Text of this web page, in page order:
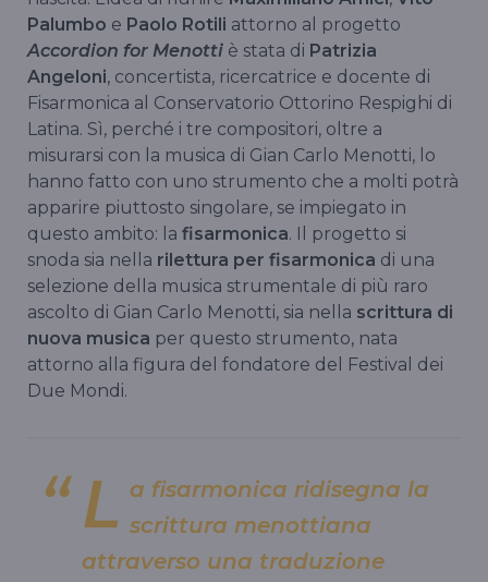
Palumbo e Paolo Rotili attorno al progetto
Accordion for Menotti è stata di Patrizia
Angeloni, concertista, ricercatrice e docente di
Fisarmonica al Conservatorio Ottorino Respighi di
Latina. Sì, perché i tre compositori, oltre a
misurarsi con la musica di Gian Carlo Menotti, lo
hanno fatto con uno strumento che a molti potrà
apparire piuttosto singolare, se impiegato in
questo ambito: la fisarmonica. Il progetto si
snoda sia nella rilettura per fisarmonica di una
selezione della musica strumentale di più raro
ascolto di Gian Carlo Menotti, sia nella scrittura di
nuova musica per questo strumento, nata
attorno alla figura del fondatore del Festival dei
Due Mondi.
L a fisarmonica ridisegna la
scrittura menottiana
attraverso una traduzione